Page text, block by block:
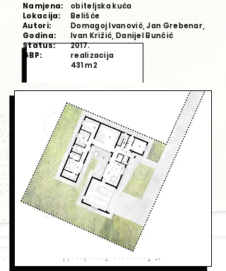
obiteljska kuća
Belišće
Domagoj Ivanović, Jan Grebenar,
Ivan Križić, DanijelBunčić
2017.
realizacija
431 m2
Namjena:
Lokacija:
Autori:
Godina:
Status:
GBP: